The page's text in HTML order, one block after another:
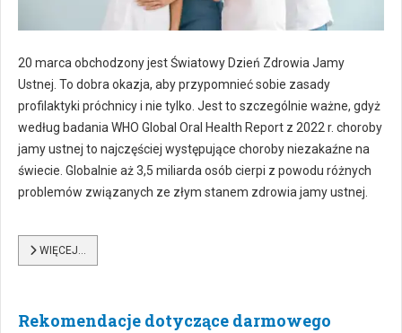
20 marca obchodzony jest Światowy Dzień Zdrowia Jamy
Ustnej. To dobra okazja, aby przypomnieć sobie zasady
profilaktyki próchnicy i nie tylko. Jest to szczególnie ważne, gdyż
według badania WHO Global Oral Health Report z 2022 r. choroby
jamy ustnej to najczęściej występujące choroby niezakaźne na
świecie. Globalnie aż 3,5 miliarda osób cierpi z powodu różnych
problemów związanych ze złym stanem zdrowia jamy ustnej.
WIĘCEJ…
Rekomendacje dotyczące darmowego